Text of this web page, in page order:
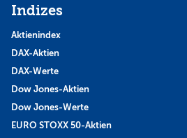
Indizes
Aktienindex
DAX-Aktien
DAX-Werte
Dow Jones-Aktien
Dow Jones-Werte
EURO STOXX 50-Aktien